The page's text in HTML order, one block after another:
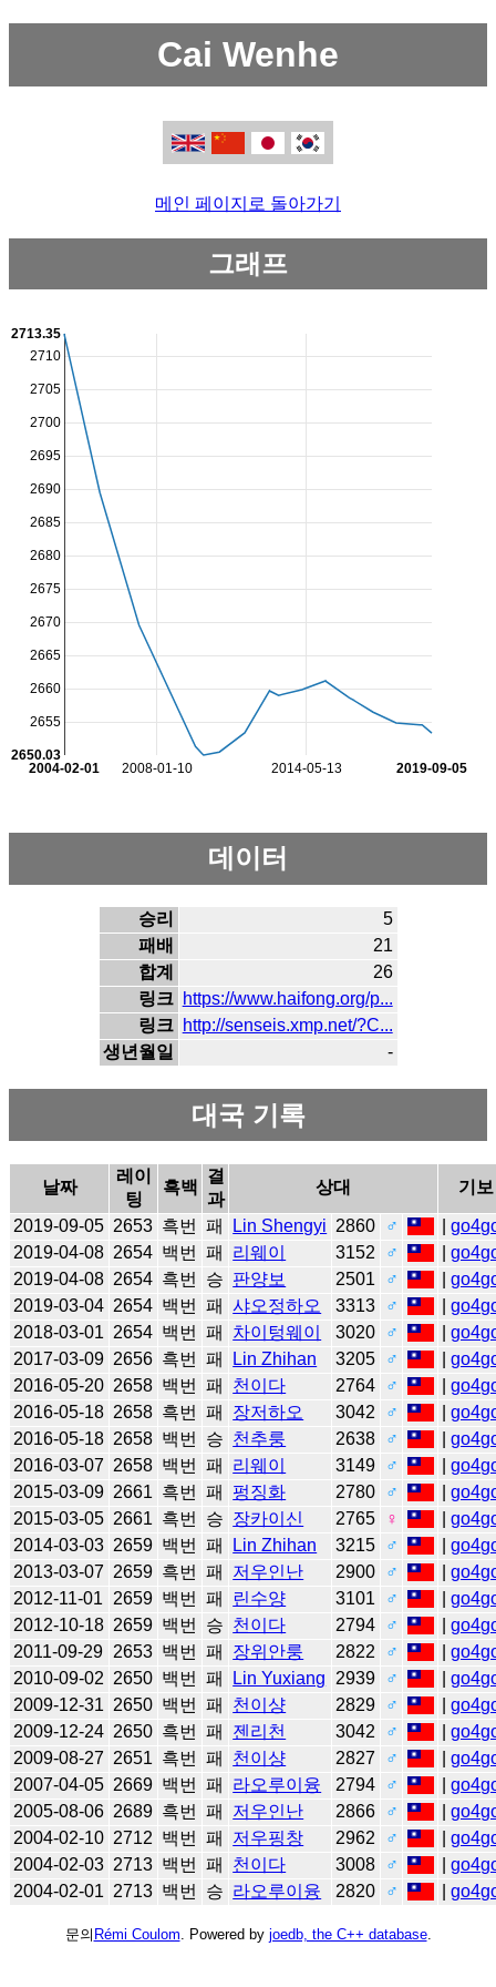
Cai Wenhe
메인 페이지로 돌아가기
그래프
2008-01-10 2014-05-13
2004-02-01 2019-09-05
2655
2660
2665
2670
2675
2680
2685
2690
2695
2700
2705
2710
2650.03
2713.35
데이터
승리
5
패배
21
합계
26
링크 https://www.haifong.org/p...
링크 http://senseis.xmp.net/?C...
생년월일
-
대국 기록
날짜
레이
팅
흑백
결
과
상대 기보
2019-09-05 2653 흑번 패 Lin Shengyi 2860 ♂ |
2019-04-08 2654 백번 패 리웨이 3152 ♂ |
2019-04-08 2654 흑번 승 판양보 2501 ♂ |
2019-03-04 2654 백번 패 샤오정하오 3313 ♂ |
2018-03-01 2654 백번 패 차이텅웨이 3020 ♂ |
2017-03-09 2656 흑번 패 Lin Zhihan 3205 ♂ |
2016-05-20 2658 백번 패 천이다 2764 ♂ |
2016-05-18 2658 흑번 패 장저하오 3042 ♂ |
2016-05-18 2658 백번 승 천추룽 2638 ♂ |
2016-03-07 2658 백번 패 리웨이 3149 ♂ |
2015-03-09 2661 흑번 패 펑징화 2780 ♂ |
2015-03-05 2661 흑번 승 장카이신 2765 ♀ |
2014-03-03 2659 백번 패 Lin Zhihan 3215 ♂ |
2013-03-07 2659 흑번 패 저우인난 2900 ♂ |
2012-11-01
2659 백번 패 린수양 3101 ♂ |
2012-10-18 2659 백번 승 천이다 2794 ♂ |
2011-09-29 2653 백번 패 장위안룽 2822 ♂ |
2010-09-02 2650 백번 패 Lin Yuxiang 2939 ♂ |
2009-12-31 2650 백번 패 천이샹 2829 ♂ |
2009-12-24 2650 흑번 패 젠리천 3042 ♂ |
2009-08-27 2651 흑번 패 천이샹 2827 ♂ |
2007-04-05 2669 백번 패 라오루이융 2794 ♂ |
2005-08-06 2689 흑번 패 저우인난 2866 ♂ |
2004-02-10 2712 백번 패 저우핑창 2962 ♂ |
2004-02-03 2713 백번 패 천이다 3008 ♂ |
2004-02-01 2713 백번 승 라오루이융 2820 ♂ |
문의 Rémi Coulom . Powered by joedb, the C++ database.